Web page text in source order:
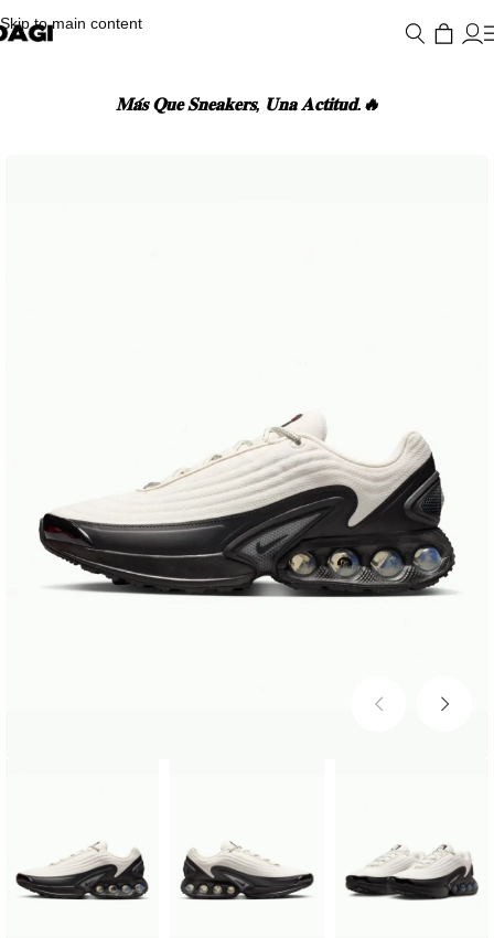
Skip to main content
𝐌𝐚́𝐬 𝐐𝐮𝐞 𝐒𝐧𝐞𝐚𝐤𝐞𝐫𝐬, 𝐔𝐧𝐚 𝐀𝐜𝐭𝐢𝐭𝐮𝐝.🔥